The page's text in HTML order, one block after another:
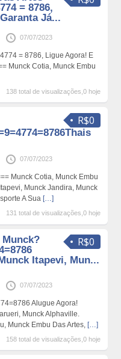
= 8786,
Já...
07/07/2023
= 8786, Ligue Agora! E
Munck Cotia, Munck Embu
138 total de visualizações,0 hoje
R$0
07/07/2023
Munck Cotia, Munck Embu
Munck Jandira, Munck
A Sua […]
131 total de visualizações,0 hoje
R$0
Munck?
Itapevi, Mun...
07/07/2023
Alugue Agora!
Munck Alphaville.
Munck Embu Das Artes, […]
158 total de visualizações,0 hoje